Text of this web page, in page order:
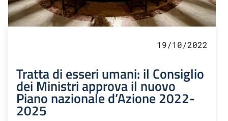
19/10/2022
Tratta di esseri umani: il Consiglio
dei Ministri approva il nuovo
Piano nazionale d’Azione 2022-
2025